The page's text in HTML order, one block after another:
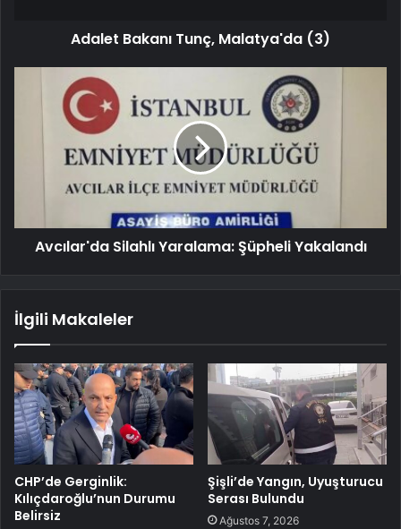
Adalet Bakanı Tunç, Malatya'da (3)
Avcılar'da Silahlı Yaralama: Şüpheli Yakalandı
İlgili Makaleler
CHP’de Gerginlik:
Kılıçdaroğlu’nun Durumu
Belirsiz
Şişli’de Yangın, Uyuşturucu
Serası Bulundu
Ağustos 7, 2026